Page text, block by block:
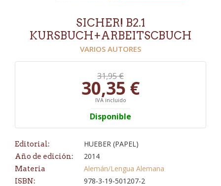
SICHER! B2.1
KURSBUCH+ARBEITSCBUCH
VARIOS AUTORES
31,95 €
30,35 €
IVA incluido
Disponible
Editorial: HUEBER (PAPEL)
Año de edición: 2014
Materia Alemán/Lengua Alemana
ISBN: 978-3-19-501207-2